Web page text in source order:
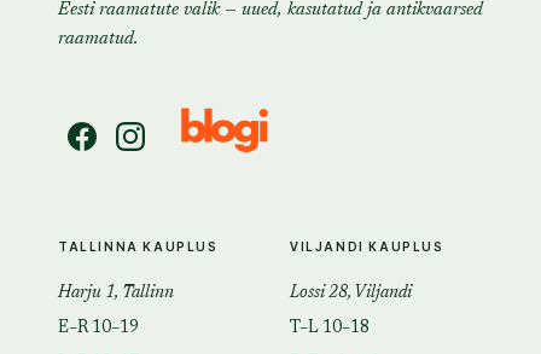
Eesti raamatute valik — uued, kasutatud ja antikvaarsed
raamatud.
TALLINNA KAUPLUS
Harju 1, Tallinn
E–R 10–19
VILJANDI KAUPLUS
Lossi 28, Viljandi
T–L 10–18